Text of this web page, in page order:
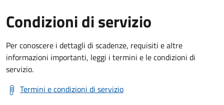
Condizioni di servizio
Per conoscere i dettagli di scadenze, requisiti e altre
informazioni importanti, leggi i termini e le condizioni di
servizio.
Termini e condizioni di servizio